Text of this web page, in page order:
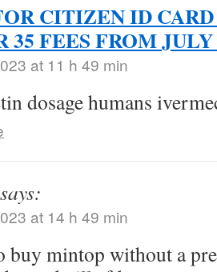
CITIZEN ID
35 FEES FROM JULY
at 11 h 49 min
dosage humans
says:
at 14 h 49 min
buy mintop without a